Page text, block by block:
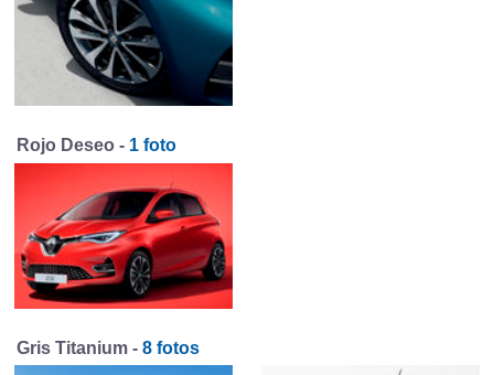
Rojo Deseo - 1 foto
Gris Titanium - 8 fotos